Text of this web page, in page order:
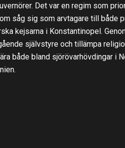
Det var en regim som
såg sig som arvtagare till både
kejsarna i Konstantinopel.
självstyre och tillämpa
både bland sjörövarhövdingar i